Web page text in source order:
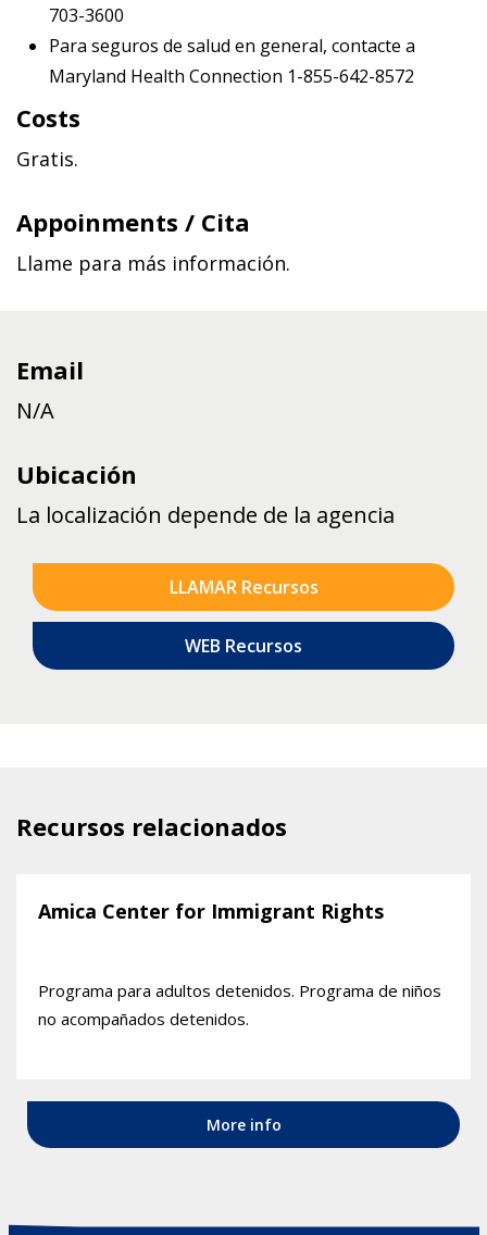
703-3600
Para seguros de salud en general, contacte a
Maryland Health Connection 1-855-642-8572
Costs
Gratis.
Appoinments / Cita
Llame para más información.
Email
N/A
Ubicación
La localización depende de la agencia
LLAMAR Recursos
WEB Recursos
Recursos relacionados
Amica Center for Immigrant Rights
Programa para adultos detenidos. Programa de niños
no acompañados detenidos.
More info